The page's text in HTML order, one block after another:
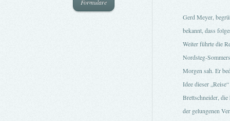
Formulare
Gerd Meyer,
bekannt, dass
Weiter führte die
Nordsteg-
Morgen sah. Er
Idee dieser
Brettschneider,
der gelungenen